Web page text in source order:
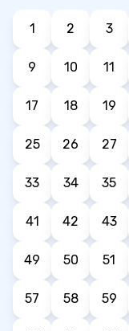
1 2 3
9 10 11
17 18 19
25 26 27
33 34 35
41 42 43
49 50 51
57 58 59